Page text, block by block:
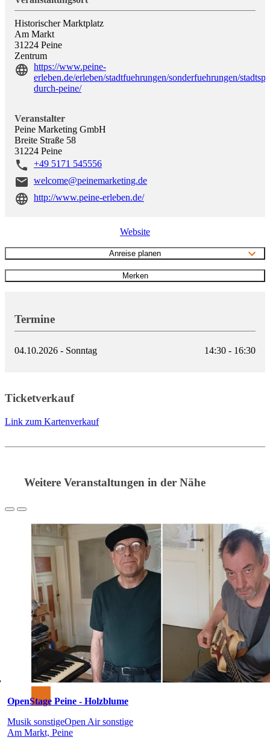
Termine
04.10.2026 - Sonntag 14:30 - 16:30
Ticketverkauf
Link zum Kartenverkauf
Historischer Marktplatz
Am Markt
31224 Peine
Zentrum
https://www.peine-
erleben.de/erleben/stadtfuehrungen/sonderfuehrungen/
durch-peine/
Veranstalter
Peine Marketing GmbH
Breite Straße 58
31224 Peine
+49 5171 545556
welcome@peinemarketing.de
http://www.peine-erleben.de/
Website
Anreise planen
Merken
Weitere Veranstaltungen in der Nähe
OpenStage Peine - Holzblume
Musik sonstigeOpen Air sonstige
Am Markt, Peine